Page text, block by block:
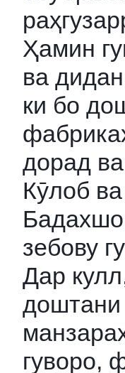
Ҳамин
ва
ки бо
дорад
Кӯлоб
зебову
Дар
доштани
гуворо,